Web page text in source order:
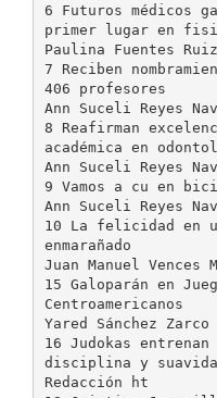
6 Futuros médicos
primer lugar en
Paulina Fuentes Ruiz
7 Reciben
406 profesores
Ann Suceli Reyes
8 Reafirman
académica en
Ann Suceli Reyes
9 Vamos a cu en bici
Ann Suceli Reyes
10 La felicidad en
enmarañado
Juan Manuel Vences
15 Galoparán en
Centroamericanos
Yared Sánchez Zarco
16 Judokas entrenan
disciplina y
Redacción ht